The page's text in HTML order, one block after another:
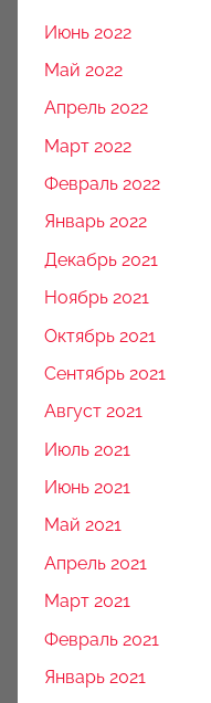
Июнь 2022
Май 2022
Апрель 2022
Март 2022
Февраль 2022
Январь 2022
Декабрь 2021
Ноябрь 2021
Октябрь 2021
Сентябрь 2021
Август 2021
Июль 2021
Июнь 2021
Май 2021
Апрель 2021
Март 2021
Февраль 2021
Январь 2021